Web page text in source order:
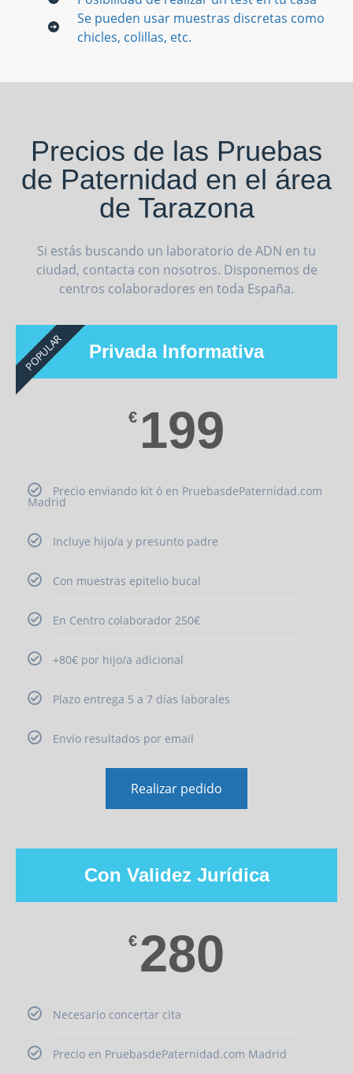
Se pueden usar muestras discretas como
chicles, colillas, etc.
Precios de las Pruebas
de Paternidad en el área
de Tarazona
Si estás buscando un laboratorio de ADN en tu
ciudad, contacta con nosotros. Disponemos de
centros colaboradores en toda España.
Privada Informativa
€ 199
Precio enviando kit ó en PruebasdePaternidad.com
Madrid
Incluye hijo/a y presunto padre
Con muestras epitelio bucal
En Centro colaborador 250€
+80€ por hijo/a adicional
Plazo entrega 5 a 7 días laborales
Envío resultados por email
Realizar pedido
POPULAR
Con Validez Jurídica
€ 280
Necesario concertar cita
Precio en PruebasdePaternidad.com Madrid